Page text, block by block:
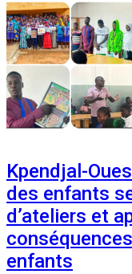
Kpendjal-
des enfants
d’ateliers et
enfants